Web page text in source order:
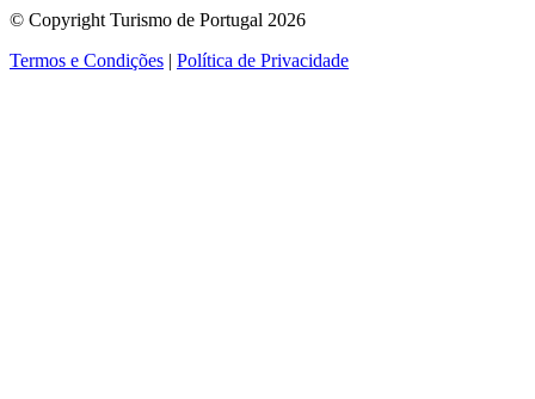
© Copyright Turismo de Portugal 2026
Termos e Condições | Política de Privacidade